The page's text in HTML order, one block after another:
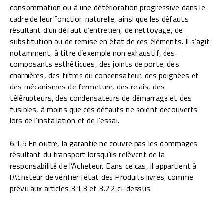
consommation ou à une détérioration progressive dans le
cadre de leur fonction naturelle, ainsi que les défauts
résultant d’un défaut d’entretien, de nettoyage, de
substitution ou de remise en état de ces éléments. Il s’agit
notamment, à titre d’exemple non exhaustif, des
composants esthétiques, des joints de porte, des
charnières, des filtres du condensateur, des poignées et
des mécanismes de fermeture, des relais, des
télérupteurs, des condensateurs de démarrage et des
fusibles, à moins que ces défauts ne soient découverts
lors de l’installation et de l’essai.
6.1.5 En outre, la garantie ne couvre pas les dommages
résultant du transport lorsqu’ils relèvent de la
responsabilité de l’Acheteur. Dans ce cas, il appartient à
l’Acheteur de vérifier l’état des Produits livrés, comme
prévu aux articles 3.1.3 et 3.2.2 ci-dessus.